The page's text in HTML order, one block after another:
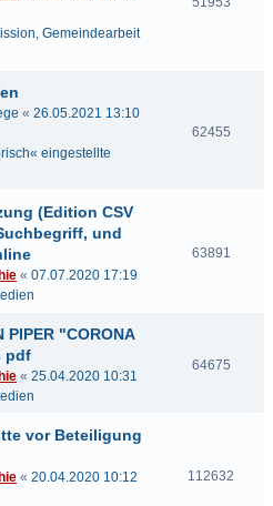
Gemeindearbeit
« 26.05.2021 13:10
eingestellte
62455
(Edition CSV
und
« 07.07.2020 17:19
63891
"CORONA
pdf
« 25.04.2020 10:31
64675
vor Beteiligung
« 20.04.2020 10:12
112632